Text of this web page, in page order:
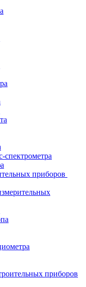
спектрометра
приборов
приборов